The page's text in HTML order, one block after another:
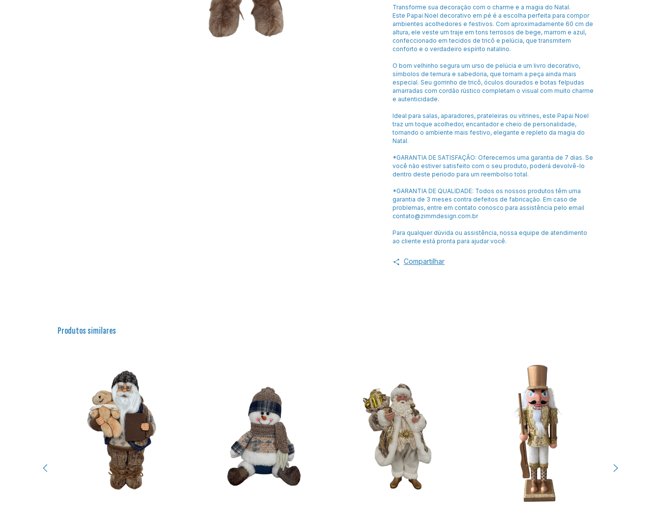
Transforme sua decoração com o charme e a magia do Natal.
Este Papai Noel decorativo em pé é a escolha perfeita para compor
ambientes acolhedores e festivos. Com aproximadamente 60 cm de
altura, ele veste um traje em tons terrosos de bege, marrom e azul,
confeccionado em tecidos de tricô e pelúcia, que transmitem
conforto e o verdadeiro espírito natalino.
O bom velhinho segura um urso de pelúcia e um livro decorativo,
símbolos de ternura e sabedoria, que tornam a peça ainda mais
especial. Seu gorrinho de tricô, óculos dourados e botas felpudas
amarradas com cordão rústico completam o visual com muito charme
e autenticidade.
Ideal para salas, aparadores, prateleiras ou vitrines, este Papai Noel
traz um toque acolhedor, encantador e cheio de personalidade,
tornando o ambiente mais festivo, elegante e repleto da magia do
Natal.
*GARANTIA DE SATISFAÇÃO: Oferecemos uma garantia de 7 dias. Se
você não estiver satisfeito com o seu produto, poderá devolvê-lo
dentro deste periodo para um reembolso total.
*GARANTIA DE QUALIDADE: Todos os nossos produtos têm uma
garantia de 3 meses contra defeitos de fabricação. Em caso de
problemas, entre em contato conosco para assistência pelo email
contato@zimmdesign.com.br
Para qualquer dúvida ou assistência, nossa equipe de atendimento
ao cliente está pronta para ajudar você.
Compartilhar
Produtos similares